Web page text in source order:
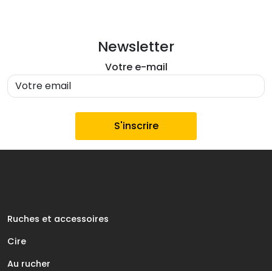
.
Newsletter
Votre e-mail
Ruches et accessoires
Cire
Au rucher